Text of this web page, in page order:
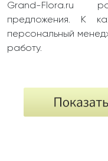
Grand-Flora.ru
предложения. К
персональный
работу.